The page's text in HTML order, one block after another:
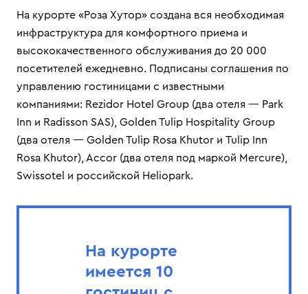
На курорте «Роза Хутор» создана вся необходимая
инфраструктура для комфортного приема и
высококачественного обслуживания до 20 000
посетителей ежедневно. Подписаны соглашения по
управлению гостиницами с известными
компаниями: Rezidor Hotel Group (два отеля — Park
Inn и Radisson SAS), Golden Tulip Hospitality Group
(два отеля — Golden Tulip Rosa Khutor и Tulip Inn
Rosa Khutor), Accor (два отеля под маркой Mercure),
Swissotel и российской Heliopark.
На курорте
имеется 10